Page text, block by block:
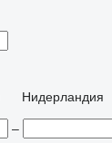
Нидерландия
–